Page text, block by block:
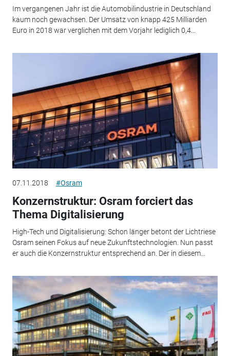
Im vergangenen Jahr ist die Automobilindustrie in Deutschland
kaum noch gewachsen. Der Umsatz von knapp 425 Milliarden
Euro in 2018 war verglichen mit dem Vorjahr lediglich 0,4...
07.11.2018 #Osram
Konzernstruktur: Osram forciert das
Thema Digitalisierung
High-Tech und Digitalisierung: Schon länger betont der Lichtriese
Osram seinen Fokus auf neue Zukunftstechnologien. Nun passt
er auch die Konzernstruktur entsprechend an. Der in diesem...